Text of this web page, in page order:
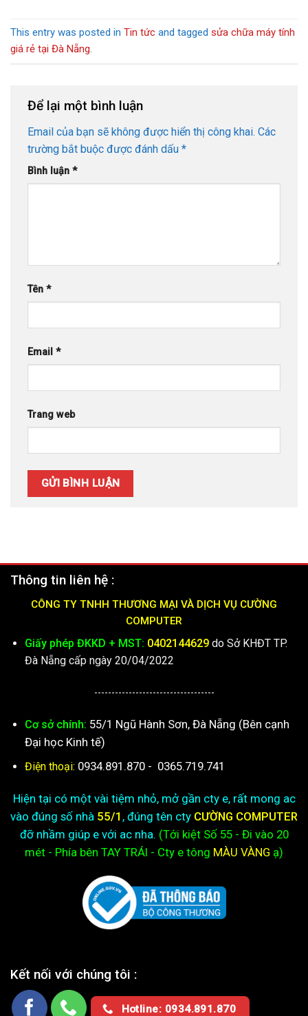
This entry was posted in Tin tức and tagged sửa chữa máy tính
giá rẻ tại Đà Nẵng.
Để lại một bình luận
Email của bạn sẽ không được hiển thị công khai. Các
trường bắt buộc được đánh dấu *
Bình luận *
Tên *
Email *
Trang web
Thông tin liên hệ :
CÔNG TY TNHH THƯƠNG MẠI VÀ DỊCH VỤ CƯỜNG
COMPUTER
Giấy phép ĐKKD + MST: 0402144629do Sở KHĐT TP.
Đà Nẵng cấp ngày 20/04/2022
-----------------------------------
Cơ sở chính: 55/1 Ngũ Hành Sơn, Đà Nẵng (Bên cạnh
Đại học Kinh tế)
Điện thoại: 0934.891.870 - 0365.719.741
Hiện tại có một vài tiệm nhỏ, mở gần cty e, rất mong ac
vào đúng số nhà 55/1 , đúng tên cty CƯỜNG COMPUTER
đỡ nhầm giúp e với ac nha. (Tới kiệtSố 55 - Đi vào 20
mét - Phía bên TAY TRÁI - Cty e tông MÀU VÀNG ạ)
Kết nối với chúng tôi :
Hotline: 0934.891.870